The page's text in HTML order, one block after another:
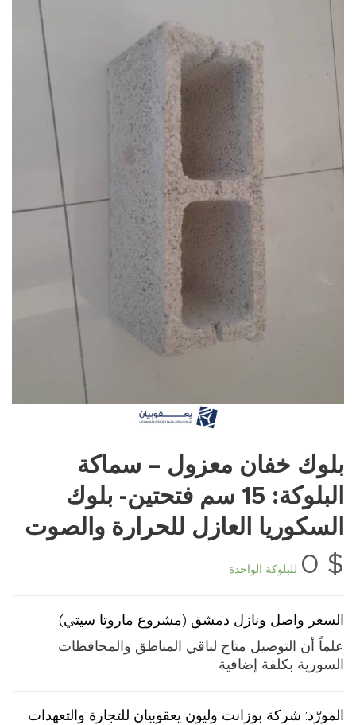
بلوك خفان معزول – سماكة
البلوكة: 15 سم فتحتين- بلوك
السكوريا العازل للحرارة والصوت
0 $ للبلوكة الواحدة
السعر واصل ونازل دمشق (مشروع ماروتا سيتي)
علماً أن التوصيل متاح لباقي المناطق والمحافظات
السورية بكلفة إضافية
المورّد: شركة بوزانت وليون يعقوبيان للتجارة والتعهدات